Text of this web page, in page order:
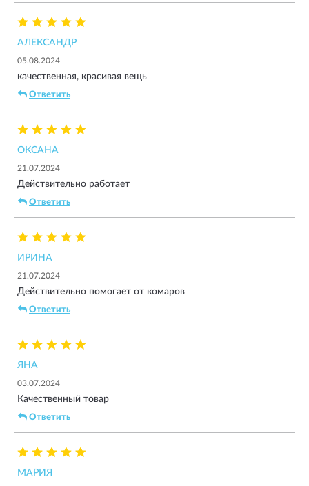
АЛЕКСАНДР
05.08.2024
качественная, красивая вещь
Ответить
ОКСАНА
21.07.2024
Действительно работает
Ответить
ИРИНА
21.07.2024
Действительно помогает от комаров
Ответить
ЯНА
03.07.2024
Качественный товар
Ответить
МАРИЯ